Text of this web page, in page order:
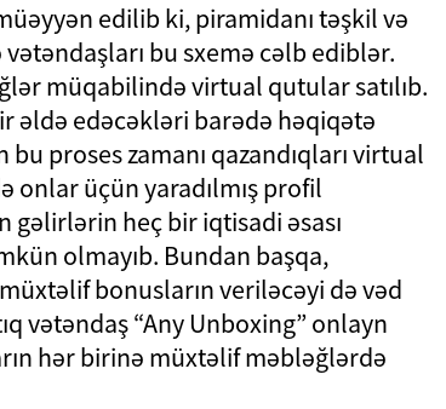
edilib ki, piramidanı təşkil və
bu sxemə cəlb ediblər.
müqabilində virtual qutular satılıb.
əldə edəcəkləri barədə həqiqətə
proses zamanı qazandıqları virtual
onlar üçün yaradılmış profil
gəlirlərin heç bir iqtisadi əsası
olmayıb. Bundan başqa,
bonusların veriləcəyi də vəd
vətəndaş “Any Unboxing” onlayn
hər birinə müxtəlif məbləğlərdə